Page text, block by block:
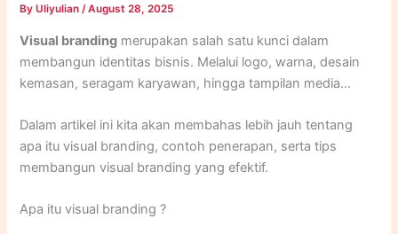
ByUliyulian/August 28, 2025
Visual branding merupakan salah satu kunci dalam
membangun identitas bisnis. Melalui logo, warna, desain
kemasan, seragam karyawan, hingga tampilan media
bisnis lebih mudah dikenal dan diingat oleh pelanggan.
Tidak hanya memberikan kesan profesional, Tetapi juga
membantu membedakan bisnis dari kompetitor dan
Dalam artikel ini kita akan membahas lebih jauh tentang
apa itu visual branding, contoh penerapan, serta tips
membangun visual branding yang efektif.
Apa itu visual branding ?